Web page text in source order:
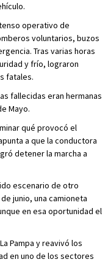
operativo de
voluntarios, buzos
Tras varias horas
y frío, lograron
fatales.
fallecidas eran hermanas
Mayo.
qué provocó el
a que la conductora
detener la marcha a
escenario de otro
junio, una camioneta
en esa oportunidad el
Pampa y reavivó los
en uno de los sectores